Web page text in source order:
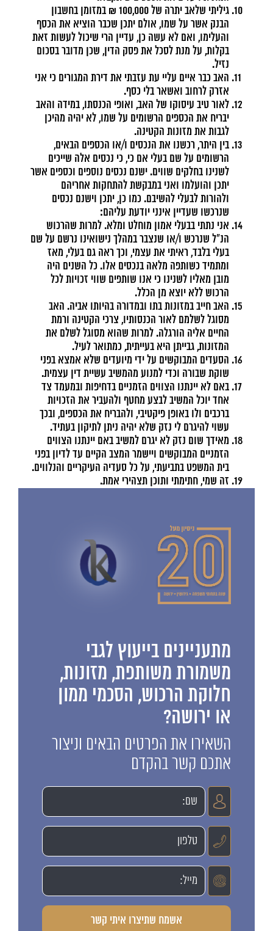
גיליתי שלאב יתרה של 100,000 ₪ במזומן בחשבון
הבנק אשר על שמו, אולם יתכן שכבר הוציא את הכסף
והעלימו, ואם לא עשה כן, עדיין הרי שיכול לעשות זאת
בקלות, על מנת לסכל את פסק הדין, שכן מדובר בסכום
נזיל.
האב כבר איים עליי עת עזבתי את דירת המגורים כי אני
אזרק לרחוב ואשאר בלי כסף.
לאור טיב עיסוקו של האב, ואופי הכנסתו, במידה והאב
יבריח את הכספים הרשומים על שמו, לא יהיה מהיכן
לגבות את מזונות הקטינה.
בין היתר, רכשנו את הנכסים ו/או הכספים הבאים,
הרשומים על שם בעלי אם כי, כי נכסים אלה שייכים
לשנינו בחלקים שווים. ישנם נכסים נוספים וכספים אשר
יתכן והועלמו ואני במבקשת להתחקות אחריהם
ולהורות לבעלי להשיבם. כמו כן, יתכן וישנם נכסים
שנרכשו שעדיין אינני יודעת עליהם:
אני נתתי בבעלי אמון מוחלט ומלא. למרות שהרכוש
הנ"ל שנרכש ו/או שנצבר במהלך נישואינו נרשם על שם
בעלי בלבד, ראיתי את עצמי, וכך ראה גם בעלי, מאז
ומתמיד כשותפה מלאה בנכסים אלו. כל השנים היה
מובן מאליו לשנינו כי אנו שותפים שווי זכויות לכל
הרכוש ללא יוצא מן הכלל.
האב חייב במזונות בתו ובמדורה בהיותו אביה. האב
מסוגל לשלמם לאור הכנסותיו, צרכי הקטינה ורמת
החיים אליה הורגלה. למרות שהוא מסוגל לשלם את
המזונות, גבייתן היא בעייתית, כמתואר לעיל.
הסעדים המבוקשים על ידי מיועדים שלא אמצא בפני
שוקת שבורה וכדי למנוע מהמשיב עשיית דין עצמית.
באם לא יינתנו הצווים הזמניים בדחיפות ובמעמד צד
אחד יוכל המשיב לבצע מחטף ולהעביר את הזכויות
ברכבים ולו באופן פיקטיבי, ולהבריח את הכספים, ובכך
עשוי להיגרם לי נזק שלא יהיה ניתן לתיקון בעתיד.
מאידך שום נזק לא יגרם למשיב באם יינתנו הצווים
הזמניים המבוקשים ויישמר המצב הקיים עד לדיון בפני
בית המשפט בתביעתי, על כל סעדיה העיקריים והנלווים.
זה שמי, חתימתי ותוכן תצהירי אמת.
מתעניינים בייעוץ לגבי
משמורת משותפת, מזונות,
חלוקת הרכוש, הסכמי ממון
או ירושה?
השאירו את הפרטים הבאים וניצור
אתכם קשר בהקדם